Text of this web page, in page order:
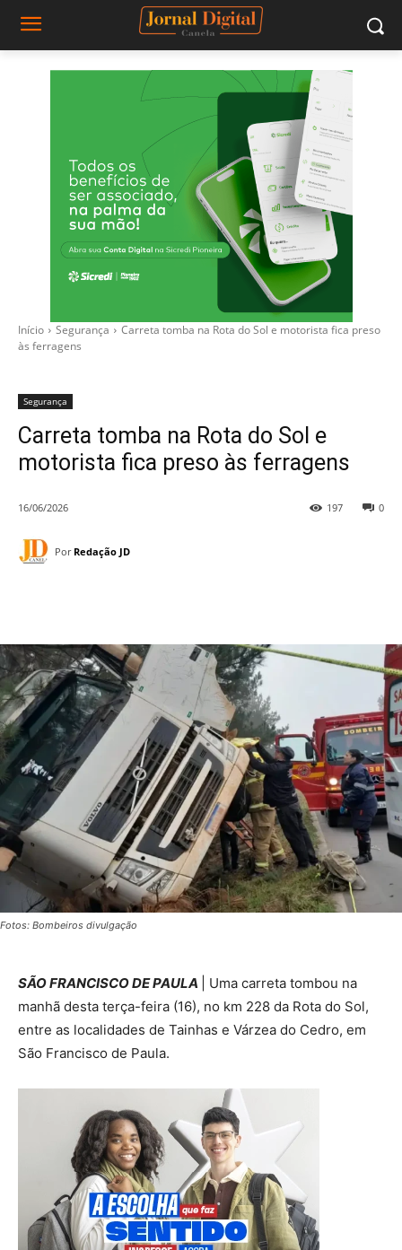
Início Segurança
Carreta tomba na Rota do Sol e motorista fica preso
às ferragens
Segurança
Carreta tomba na Rota do Sol e
motorista fica preso às ferragens
16/06/2026 0
197
Por Redação JD
Fotos: Bombeiros divulgação
SÃO FRANCISCO DE PAULA
| Uma carreta tombou na
manhã desta terça-feira (16), no km 228 da Rota do Sol,
entre as localidades de Tainhas e Várzea do Cedro, em
São Francisco de Paula.